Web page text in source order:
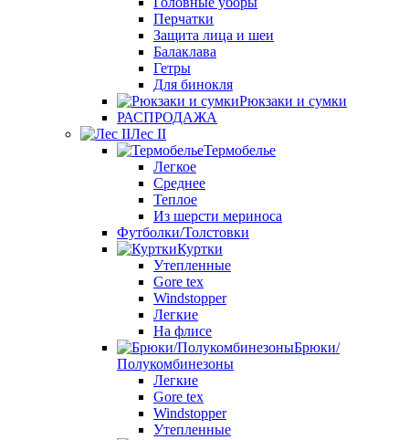
Перчатки
Защита лица и шеи
Балаклава
Гетры
Для бинокля
Рюкзаки и сумки
РАСПРОДАЖА
Лес II
Термобелье
Легкое
Среднее
Теплое
Из шерсти мериноса
Футболки/Толстовки
Куртки
Утепленные
Gore tex
Windstopper
Легкие
На флисе
Брюки/
Полукомбинезоны
Легкие
Gore tex
Windstopper
Утепленные